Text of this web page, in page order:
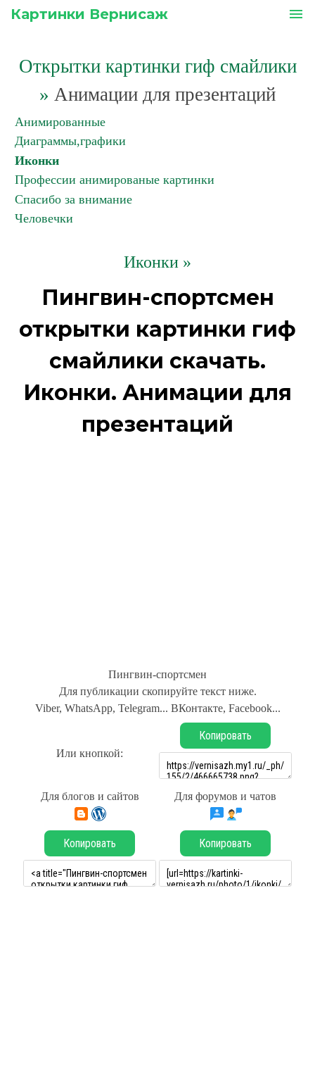
Картинки Вернисаж menu
Открытки картинки гиф смайлики
» Анимации для презентаций
Анимированные
Диаграммы,графики
Иконки
Профессии анимированые картинки
Спасибо за внимание
Человечки
Иконки »
Пингвин-спортсмен
открытки картинки гиф
смайлики скачать.
Иконки. Анимации для
презентаций
Пингвин-спортсмен
Для публикации скопируйте текст ниже.
Viber, WhatsApp, Telegram... ВКонтакте, Facebook...
Или кнопкой:
Копировать
Для блогов и сайтов Для форумов и чатов
Копировать Копировать